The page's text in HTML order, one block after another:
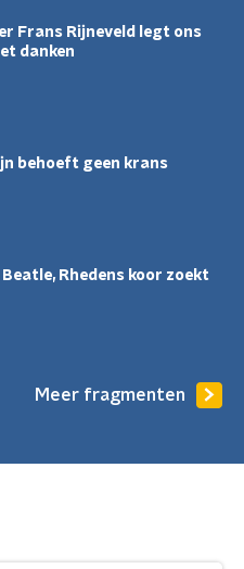
Frans Rijneveld legt ons
danken
behoeft geen krans
Rhedens koor zoekt
Meer fragmenten